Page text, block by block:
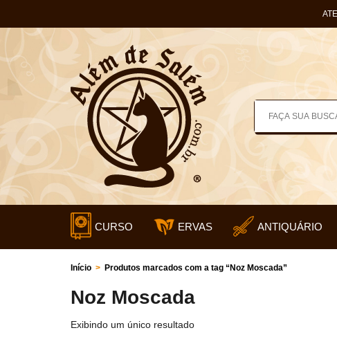
CURSO ERVAS ANTIQUÁRIO
Início > Produtos marcados com a tag “Noz Moscada”
Noz Moscada
Exibindo um único resultado